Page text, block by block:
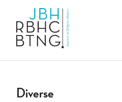
Diverse